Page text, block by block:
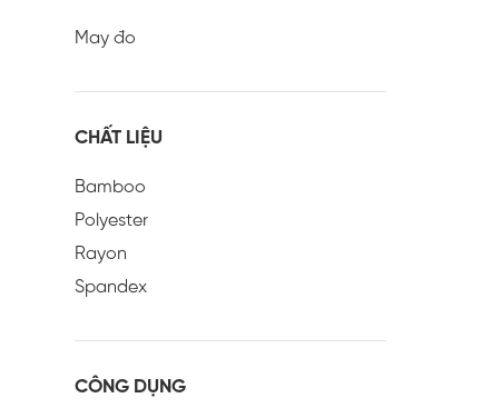
May đo
CHẤT LIỆU
Bamboo
Polyester
Rayon
Spandex
CÔNG DỤNG